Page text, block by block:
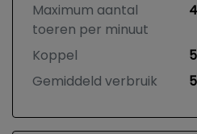
Maximum aantal
toeren per minuut
Koppel
Gemiddeld verbruik